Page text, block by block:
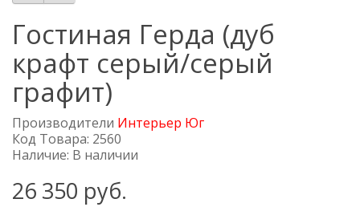
Гостиная Герда (дуб
крафт серый/серый
графит)
Производители Интерьер Юг
Код Товара: 2560
Наличие: В наличии
26 350 руб.